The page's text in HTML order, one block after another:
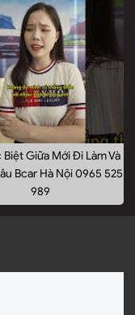
Biệt Giữa Mới Đi Làm Và
Bcar Hà Nội 0965 525
989